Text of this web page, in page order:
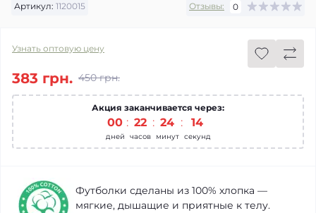
Артикул: 1120015 Отзывы: 0
Узнать оптовую цену
450 грн.
383 грн.
Акция заканчивается через:
00
дней
: 22
часов
: 24
минут
: 14
секунд
Футболки сделаны из 100% хлопка —
мягкие, дышащие и приятные к телу.